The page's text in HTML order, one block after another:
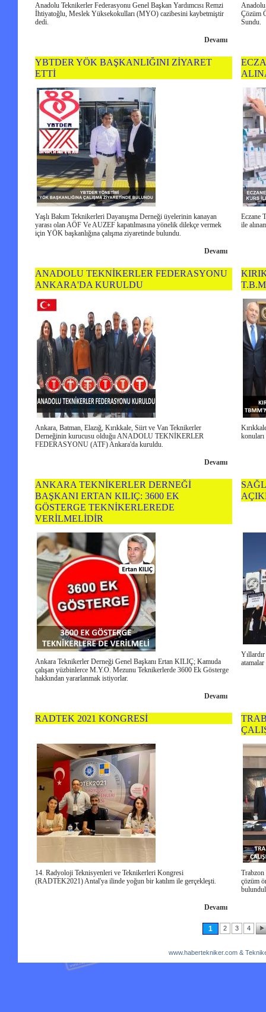
Anadolu Teknikerler Federasyonu Genel Başkan Yardımcısı Remzi
İhtiyatoğlu, Meslek Yüksekokulları (MYO) cazibesini kaybetmiştir
dedi.
Çözüm
Sundu.
Devamı
YBTDER YÖK BAŞKANLIĞINI ZİYARET
ETTİ
Yaşlı Bakım Teknikerleri Dayanışma Derneği üyelerinin kanayan
yarası olan AÖF Ve AUZEF kapatılmasına yönelik dilekçe vermek
için YÖK başkanlığına çalışma ziyaretinde bulundu.
Eczane
ile
Devamı
ANADOLU TEKNİKERLER FEDERASYONU
ANKARA'DA KURULDU
Ankara, Batman, Elazığ, Kırıkkale, Siirt ve Van Teknikerler
Derneğinin kurucusu olduğu ANADOLU TEKNİKERLER
FEDERASYONU (ATF) Ankara'da kuruldu.
Devamı
ANKARA TEKNİKERLER DERNEĞİ
BAŞKANI ERTAN KILIÇ: 3600 EK
GÖSTERGE TEKNİKERLEREDE
VERİLMELİDİR
Ankara Teknikerler Derneği Genel Başkanı Ertan KILIÇ; Kamuda
çalışan yüzbinlerce M.Y.O. Mezunu Teknikerlerde 3600 Ek Gösterge
hakkından yararlanmak istiyorlar.
atamalar
Devamı
RADTEK 2021 KONGRESİ
14. Radyoloji Teknisyenleri ve Teknikerleri Kongresi
(RADTEK2021) Antal'ya ilinde yoğun bir katılım ile gerçekleşti.
Trabzon
çözüm
Devamı
1 2 3 4
www.habertekniker.com &